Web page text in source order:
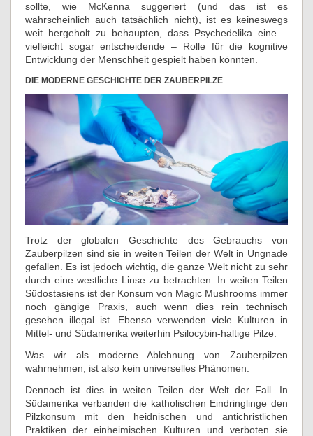
sollte, wie McKenna suggeriert (und das ist es
wahrscheinlich auch tatsächlich nicht), ist es keineswegs
weit hergeholt zu behaupten, dass Psychedelika eine –
vielleicht sogar entscheidende – Rolle für die kognitive
Entwicklung der Menschheit gespielt haben könnten.
DIE MODERNE GESCHICHTE DER ZAUBERPILZE
Trotz der globalen Geschichte des Gebrauchs von
Zauberpilzen sind sie in weiten Teilen der Welt in Ungnade
gefallen. Es ist jedoch wichtig, die ganze Welt nicht zu sehr
durch eine westliche Linse zu betrachten. In weiten Teilen
Südostasiens ist der Konsum von Magic Mushrooms immer
noch gängige Praxis, auch wenn dies rein technisch
gesehen illegal ist. Ebenso verwenden viele Kulturen in
Mittel- und Südamerika weiterhin Psilocybin-haltige Pilze.
Was wir als moderne Ablehnung von Zauberpilzen
wahrnehmen, ist also kein universelles Phänomen.
Dennoch ist dies in weiten Teilen der Welt der Fall. In
Südamerika verbanden die katholischen Eindringlinge den
Pilzkonsum mit den heidnischen und antichristlichen
Praktiken der einheimischen Kulturen und verboten sie